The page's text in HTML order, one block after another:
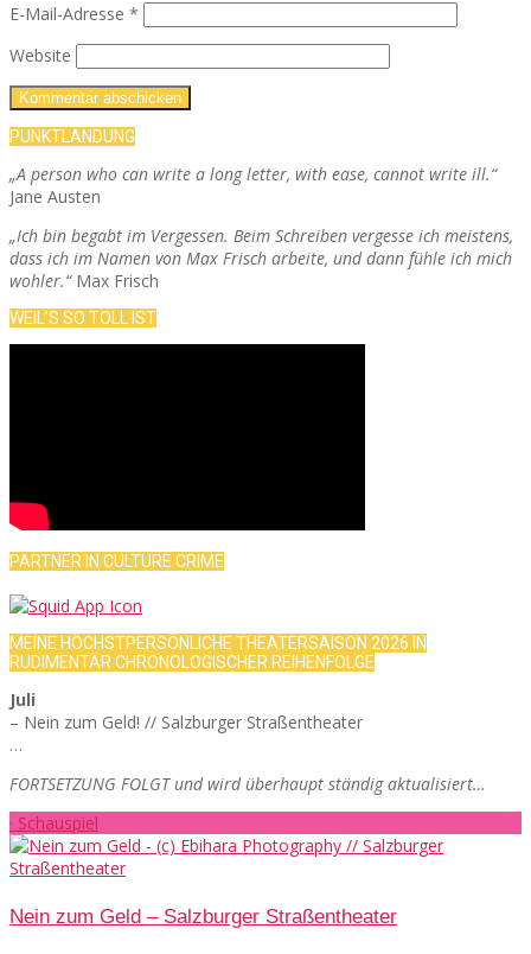
E-Mail-Adresse *
Website
PUNKTLANDUNG
„A person who can write a long letter, with ease, cannot write ill.“
Jane Austen
„Ich bin begabt im Vergessen. Beim Schreiben vergesse ich meistens,
dass ich im Namen von Max Frisch arbeite, und dann fühle ich mich
wohler.“Max Frisch
WEIL’S SO TOLL IST
PARTNER IN CULTURE CRIME
MEINE HÖCHSTPERSÖNLICHE THEATERSAISON 2026 IN
RUDIMENTÄR CHRONOLOGISCHER REIHENFOLGE
Juli
– Nein zum Geld! // Salzburger Straßentheater
…
FORTSETZUNG FOLGT und wird überhaupt ständig aktualisiert…
· Schauspiel
Nein zum Geld – Salzburger Straßentheater